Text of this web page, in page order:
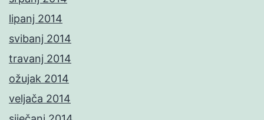
lipanj 2014
svibanj 2014
travanj 2014
ožujak 2014
veljača 2014